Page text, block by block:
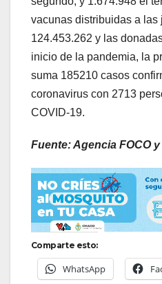
vacunas distribuidas a
124.453.262 y las
inicio de la pandemia, la
suma 185210 casos
coronavirus con 2713
COVID-19.
Fuente: Agencia FOCO y
Comparte esto:
WhatsApp